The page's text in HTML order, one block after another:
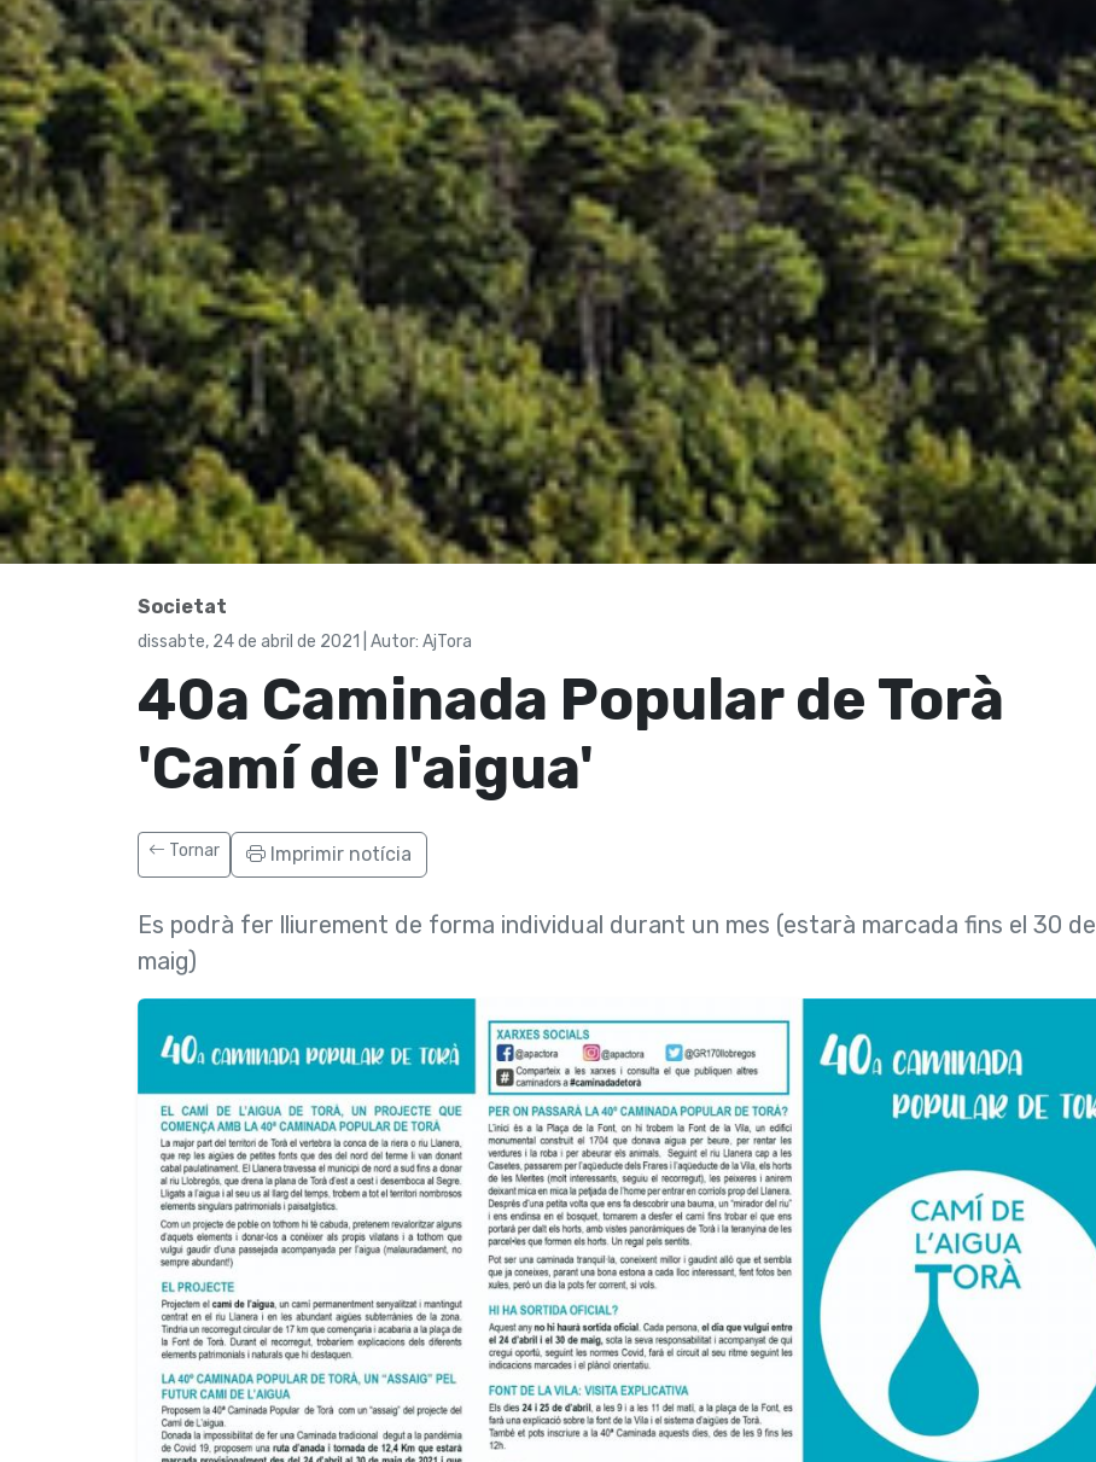
Societat
dissabte, 24 de abril de 2021 | Autor: AjTora
40a Caminada Popular de Torà
'Camí de l'aigua'
Tornar Imprimir notícia
Es podrà fer lliurement de forma individual durant un mes (estarà marcada fins el 30 de
maig)